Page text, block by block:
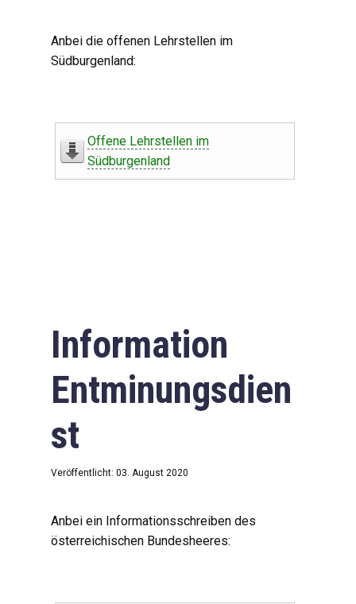
Anbei die offenen Lehrstellen im
Südburgenland:
Offene Lehrstellen im
Südburgenland
Information
Entminungsdien
st
Veröffentlicht: 03. August 2020
Anbei ein Informationsschreiben des
österreichischen Bundesheeres: